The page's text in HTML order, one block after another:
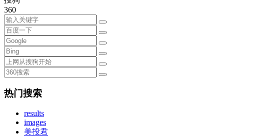
360
热门搜索
results
images
美投君